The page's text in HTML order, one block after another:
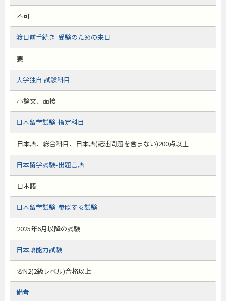
不可
渡日前手続き-受験のための来日
要
大学独自 試験科目
小論文、面接
日本留学試験-指定科目
日本語、総合科目、日本語(記述問題を含まない)200点以上
日本留学試験-出題言語
日本語
日本留学試験-参照する試験
2025年6月以降の試験
日本語能力試験
要N2(2級レベル)合格以上
備考